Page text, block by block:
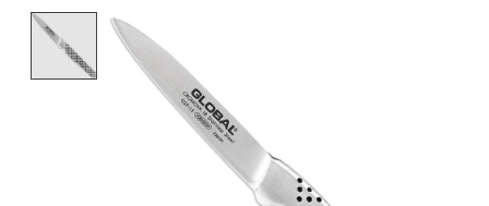
Product image slideshow Items